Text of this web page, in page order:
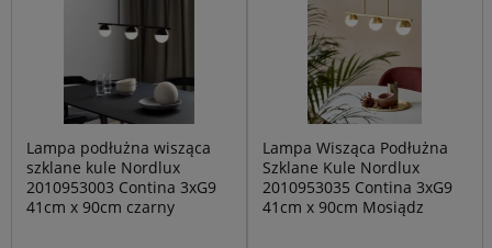
Lampa podłużna wisząca
szklane kule Nordlux
2010953003 Contina 3xG9
41cm x 90cm czarny
Lampa Wisząca Podłużna
Szklane Kule Nordlux
2010953035 Contina 3xG9
41cm x 90cm Mosiądz